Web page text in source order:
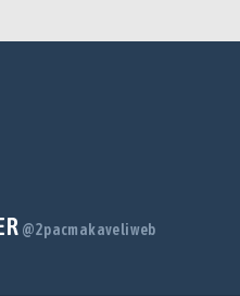
@2pacmakaveliweb